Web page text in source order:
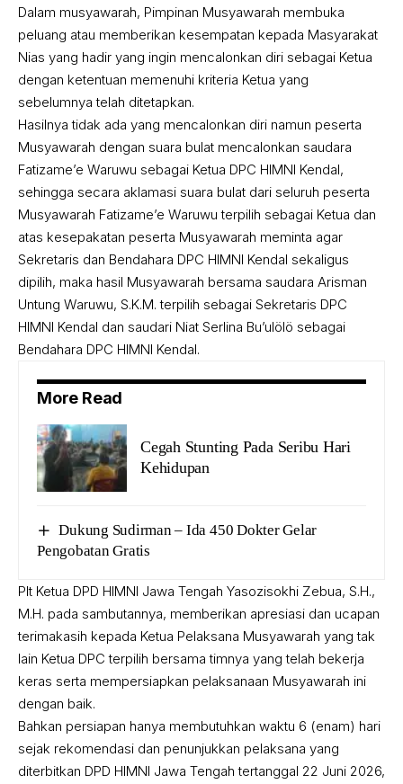
Dalam musyawarah, Pimpinan Musyawarah membuka
peluang atau memberikan kesempatan kepada Masyarakat
Nias yang hadir yang ingin mencalonkan diri sebagai Ketua
dengan ketentuan memenuhi kriteria Ketua yang
sebelumnya telah ditetapkan.
Hasilnya tidak ada yang mencalonkan diri namun peserta
Musyawarah dengan suara bulat mencalonkan saudara
Fatizame’e Waruwu sebagai Ketua DPC HIMNI Kendal,
sehingga secara aklamasi suara bulat dari seluruh peserta
Musyawarah Fatizame’e Waruwu terpilih sebagai Ketua dan
atas kesepakatan peserta Musyawarah meminta agar
Sekretaris dan Bendahara DPC HIMNI Kendal sekaligus
dipilih, maka hasil Musyawarah bersama saudara Arisman
Untung Waruwu, S.K.M. terpilih sebagai Sekretaris DPC
HIMNI Kendal dan saudari Niat Serlina Bu’ulölö sebagai
Bendahara DPC HIMNI Kendal.
More Read
Cegah Stunting Pada Seribu Hari
Kehidupan
Dukung Sudirman – Ida 450 Dokter Gelar
Pengobatan Gratis
Plt Ketua DPD HIMNI Jawa Tengah Yasozisokhi Zebua, S.H.,
M.H. pada sambutannya, memberikan apresiasi dan ucapan
terimakasih kepada Ketua Pelaksana Musyawarah yang tak
lain Ketua DPC terpilih bersama timnya yang telah bekerja
keras serta mempersiapkan pelaksanaan Musyawarah ini
dengan baik.
Bahkan persiapan hanya membutuhkan waktu 6 (enam) hari
sejak rekomendasi dan penunjukkan pelaksana yang
diterbitkan DPD HIMNI Jawa Tengah tertanggal 22 Juni 2026,